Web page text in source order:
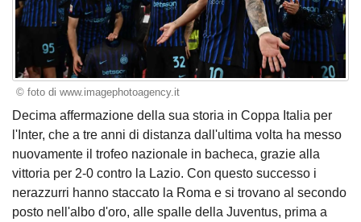
© foto di www.imagephotoagency.it
Decima affermazione della sua storia in Coppa Italia per
l'Inter, che a tre anni di distanza dall'ultima volta ha messo
nuovamente il trofeo nazionale in bacheca, grazie alla
vittoria per 2-0 contro la Lazio. Con questo successo i
nerazzurri hanno staccato la Roma e si trovano al secondo
posto nell'albo d'oro, alle spalle della Juventus, prima a